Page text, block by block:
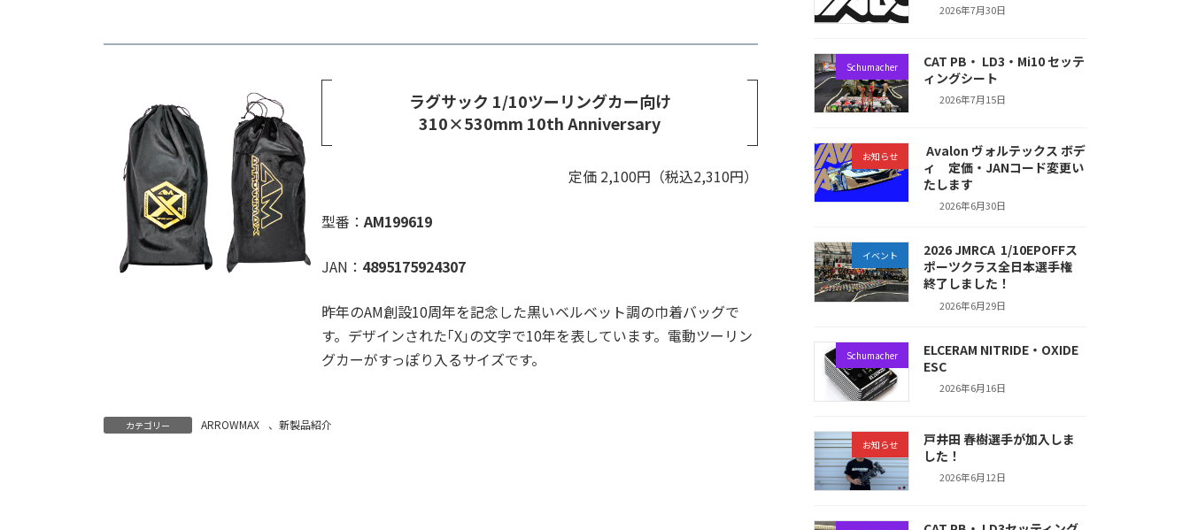
ラグサック 1/10ツーリングカー向け
310×530mm 10th Anniversary
定価 2,100円（税込2,310円）
型番：AM199619
JAN： 4895175924307
昨年のAM創設10周年を記念した黒いベルベット調の巾着バッグで
す。デザインされた｢X｣の文字で10年を表しています。電動ツーリン
グカーがすっぽり入るサイズです。
カテゴリー ARROWMAX 、 新製品紹介
2026年7月30日
Schumacher
CAT PB・ LD3・Mi10 セッテ
ィングシート
2026年7月15日
お知らせ
Avalon ヴォルテックス ボデ
ィ 定価・JANコード変更い
たします
2026年6月30日
イベント
2026 JMRCA 1/10EPOFFス
ポーツクラス全日本選手権
終了しました！
2026年6月29日
Schumacher
ELCERAM NITRIDE・OXIDE
ESC
2026年6月16日
お知らせ
戸井田 春樹選手が加入しま
した！
2026年6月12日